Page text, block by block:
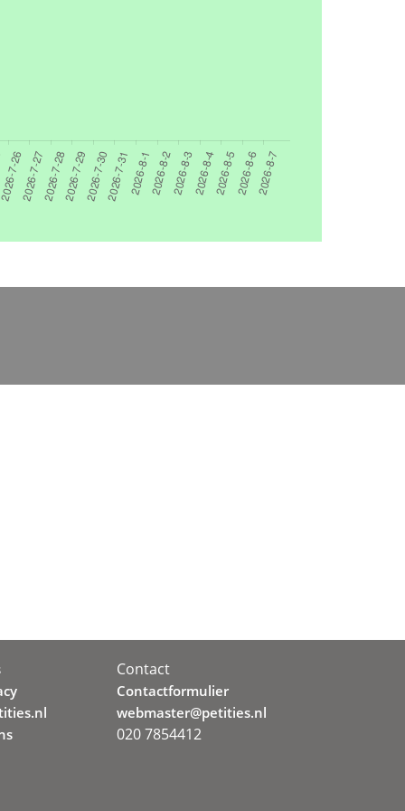
Contact
Contactformulier
webmaster@petities.nl
020 7854412